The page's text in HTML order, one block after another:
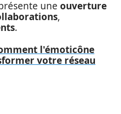
une ouverture
,
.
l'émoticône
votre réseau